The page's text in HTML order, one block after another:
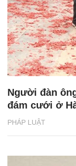
PHÁP LUẬT
Người đàn
đám cưới ở